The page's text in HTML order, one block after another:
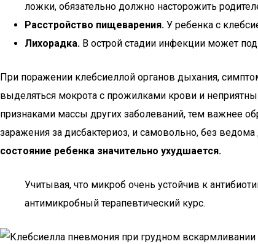
ложки, обязательно должно насторожить
Расстройство пищеварения. У ребенка с
Лихорадка. В острой стадии инфекции может
При поражении клебсиеллой органов дыхания,
выделяться мокрота с прожилками крови и
признаками массы других заболеваний, тем важнее
заражения за дисбактериоз, и самовольно, без
состояние ребенка значительно ухудшается.
Учитывая, что микроб очень устойчив к
антимикробный терапевтический курс.